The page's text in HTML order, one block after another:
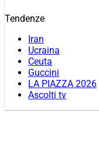
Tendenze
Iran
Ucraina
Ceuta
Guccini
LA PIAZZA 2026
Ascolti tv